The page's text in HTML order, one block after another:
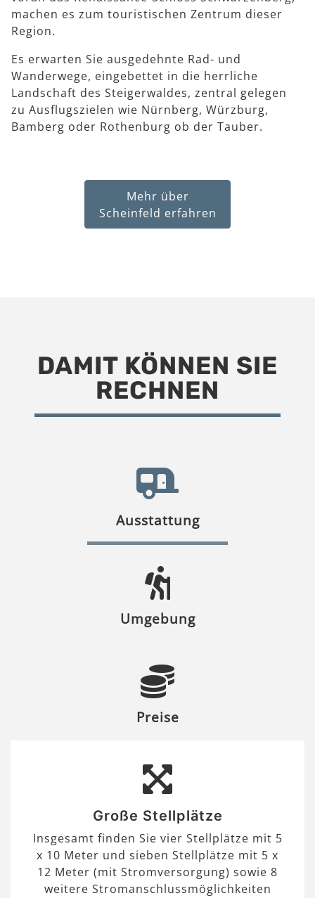
machen es zum touristischen Zentrum dieser
Region.
Es erwarten Sie ausgedehnte Rad- und
Wanderwege, eingebettet in die herrliche
Landschaft des Steigerwaldes, zentral gelegen
zu Ausflugszielen wie Nürnberg, Würzburg,
Bamberg oder Rothenburg ob der Tauber.
Mehr über
Scheinfeld erfahren
DAMIT KÖNNEN SIE
RECHNEN
Ausstattung
Umgebung
Preise
Große Stellplätze
Insgesamt finden Sie vier Stellplätze mit 5
x 10 Meter und sieben Stellplätze mit 5 x
12 Meter (mit Stromversorgung) sowie 8
weitere Stromanschlussmöglichkeiten